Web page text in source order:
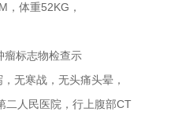
体重52KG，
标志物检查示
无寒战，无头痛头晕，
二人民医院，行上腹部CT